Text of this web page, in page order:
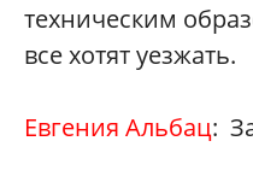
техническим
все хотят уезжать.
Евгения Альбац: